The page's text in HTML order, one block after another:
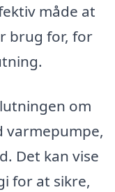
måde at
brug for, for
om
varmepumpe,
Det kan vise
for at sikre,